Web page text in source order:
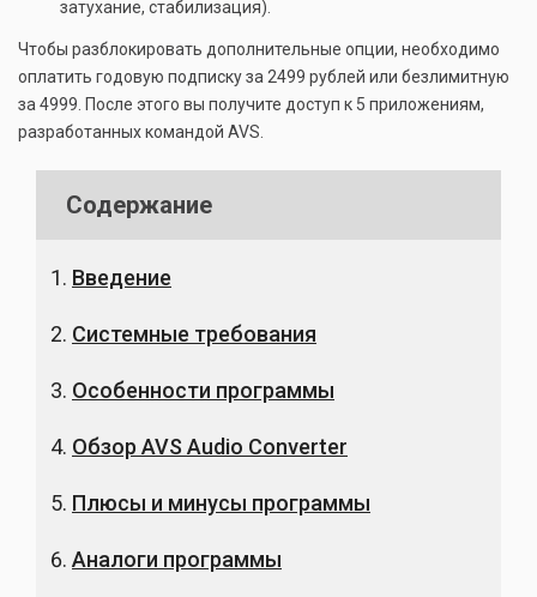
затухание, стабилизация).
Чтобы разблокировать дополнительные опции, необходимо
оплатить годовую подписку за 2499 рублей или безлимитную
за 4999. После этого вы получите доступ к 5 приложениям,
разработанных командой AVS.
Содержание
Введение
Системные требования
Особенности программы
Обзор AVS Audio Converter
Плюсы и минусы программы
Аналоги программы